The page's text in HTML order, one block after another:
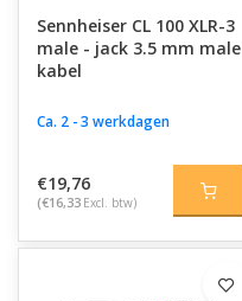
Sennheiser CL 100 XLR-3
male - jack 3.5 mm male
kabel
Ca. 2 - 3 werkdagen
€19,76
(€16,33 Excl. btw)